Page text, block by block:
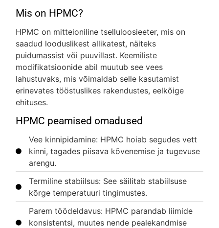
Mis on HPMC?
HPMC on mitteioniline tselluloosieeter, mis on
saadud looduslikest allikatest, näiteks
puidumassist või puuvillast. Keemiliste
modifikatsioonide abil muutub see vees
lahustuvaks, mis võimaldab selle kasutamist
erinevates tööstuslikes rakendustes, eelkõige
ehituses.
HPMC peamised omadused
Vee kinnipidamine: HPMC hoiab segudes vett
kinni, tagades piisava kõvenemise ja tugevuse
arengu.
Termiline stabiilsus: See säilitab stabiilsuse
kõrge temperatuuri tingimustes.
Parem töödeldavus: HPMC parandab liimide
konsistentsi, muutes nende pealekandmise